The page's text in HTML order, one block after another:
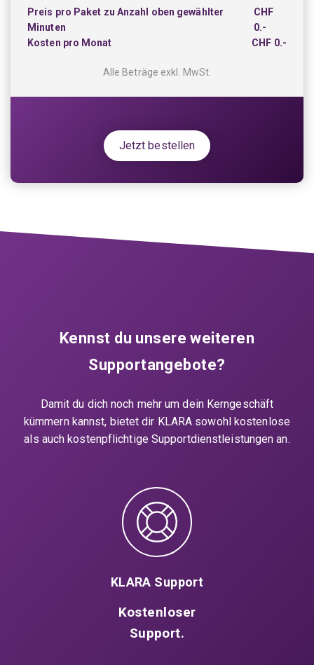
Preis pro Paket zu Anzahl oben gewählter
Minuten
CHF
0.-
Kosten pro Monat
CHF 0.-
Alle Beträge exkl. MwSt.
Jetzt bestellen
Kennst du unsere weiteren
Supportangebote?
Damit du dich noch mehr um dein Kerngeschäft
kümmern kannst, bietet dir KLARA sowohl kostenlose
als auch kostenpflichtige Supportdienstleistungen an.
KLARA Support
Kostenloser
Support.